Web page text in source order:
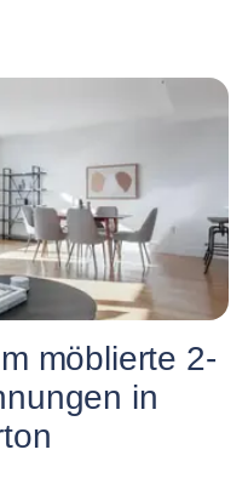
möblierte 2-
in